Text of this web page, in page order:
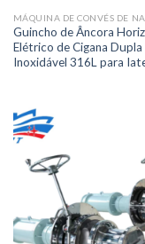
MÁQUINA DE CONVÉS DE
Guincho de Âncora
Elétrico de Cigana Dupla
Inoxidável 316L para